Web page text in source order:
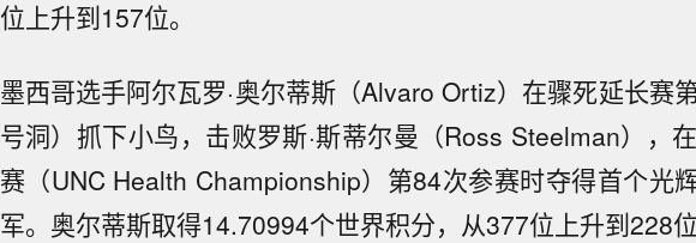
位上升到157位。
墨西哥选手阿尔瓦罗·奥尔蒂斯（Alvaro Ortiz）在骤死延长赛
号洞）抓下小鸟，击败罗斯·斯蒂尔曼（Ross Steelman），
赛（UNC Health Championship）第84次参赛时夺得首个光
军。奥尔蒂斯取得14.70994个世界积分，从377位上升到228位